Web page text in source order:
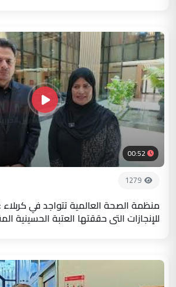
00:52
1279
منظمة الصحة العالمية تتواجد في كربلاء
للإنجازات التي حققتها العتبة الحسينية